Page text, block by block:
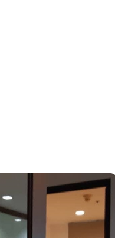
Add comparative units
Number 3